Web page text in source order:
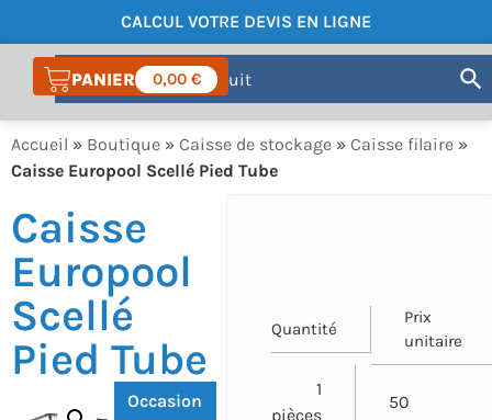
CALCUL VOTRE DEVIS EN LIGNE
COMPTE 0,00 €
Accueil » Boutique » Caisse de stockage » Caisse filaire »
Caisse Europool Scellé Pied Tube
Caisse
Europool
Scellé
Pied Tube
Occasion
Quantité
Prix
unitaire
1
pièces
50